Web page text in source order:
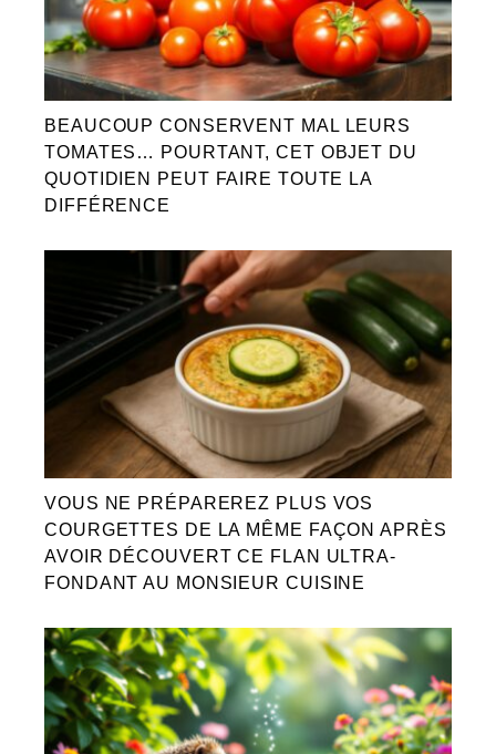
BEAUCOUP CONSERVENT MAL LEURS
TOMATES… POURTANT, CET OBJET DU
QUOTIDIEN PEUT FAIRE TOUTE LA
DIFFÉRENCE
VOUS NE PRÉPAREREZ PLUS VOS
COURGETTES DE LA MÊME FAÇON APRÈS
AVOIR DÉCOUVERT CE FLAN ULTRA-
FONDANT AU MONSIEUR CUISINE